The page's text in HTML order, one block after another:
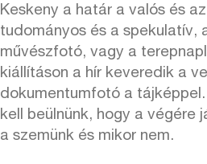
Keskeny a határ a valós és
tudományos és a spekulatív,
művészfotó, vagy a
kiállításon a hír keveredik a
dokumentumfotó a
kell beülnünk, hogy a végére
a szemünk és mikor nem.